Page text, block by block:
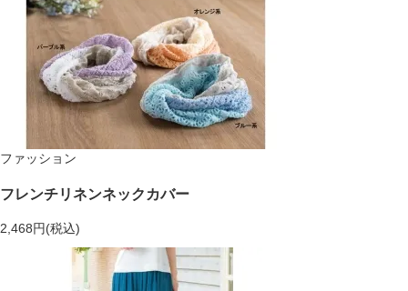
ファッション
フレンチリネンネックカバー
2,468円(税込)